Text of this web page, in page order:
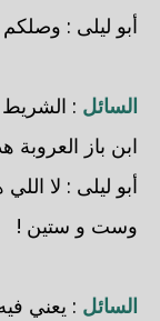
أبو ليلى : وصلكم
السائل : الشريط
ابن باز العروبة
أبو ليلى : لا
وست و ستين !
السائل : يعني